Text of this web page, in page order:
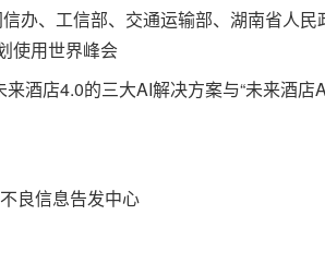
、工信部、交通运输部、湖南省人民
使用世界峰会
店4.0的三大AI解决方案与“未来酒店
良信息告发中心